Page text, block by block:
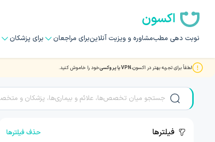
اکسون
نوبت دهی مطبمشاوره و ویزیت آنلاینبرای مراجعان برای پزشکان
لطفاً برای تجربه بهتر در اکسون،VPN یا پروکسی خود را خاموش کنید.
نوبت دهی بهترین دکتر و متخصصان طب مادر و جنین
فیلترها حذف فیلترها